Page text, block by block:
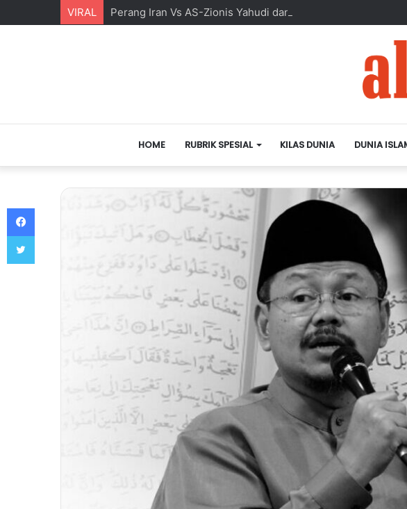
VIRAL Perang Iran Vs AS-Zionis Yahudi dan Masa Depan Dunia Islam
HOME RUBRIK SPESIAL KILAS DUNIA DUNIA